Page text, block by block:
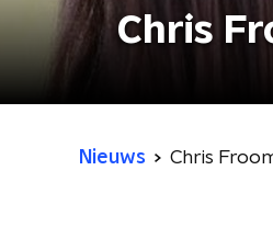
Chris
Nieuws Chris